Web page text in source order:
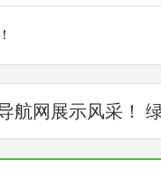
航网展示风采！